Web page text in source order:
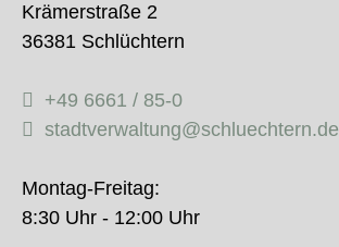
Krämerstraße 2
36381 Schlüchtern
+49 6661 / 85-0
stadtverwaltung@schluechtern.de
Montag-Freitag:
8:30 Uhr - 12:00 Uhr